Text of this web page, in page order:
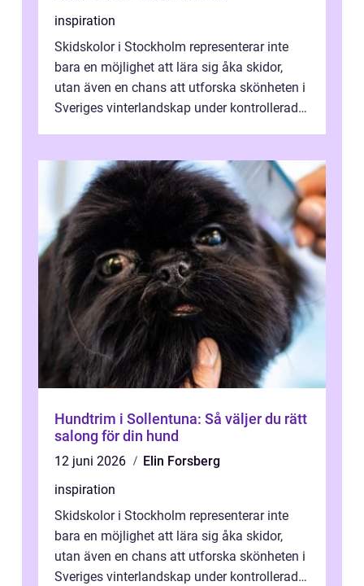
inspiration
Skidskolor i Stockholm representerar inte
bara en möjlighet att lära sig åka skidor,
utan även en chans att utforska skönheten i
Sveriges vinterlandskap under kontrollerade
Hundtrim i Sollentuna: Så väljer du rätt
salong för din hund
12 juni 2026
Elin Forsberg
inspiration
Skidskolor i Stockholm representerar inte
bara en möjlighet att lära sig åka skidor,
utan även en chans att utforska skönheten i
Sveriges vinterlandskap under kontrollerade